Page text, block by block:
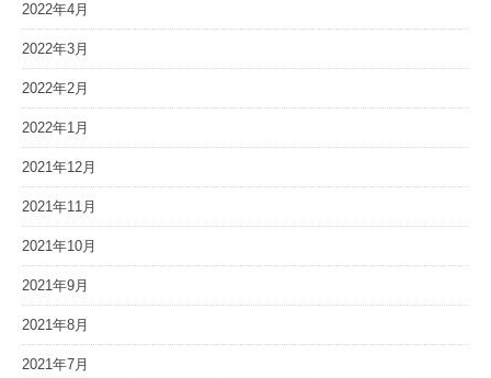
2022年4月
2022年3月
2022年2月
2022年1月
2021年12月
2021年11月
2021年10月
2021年9月
2021年8月
2021年7月